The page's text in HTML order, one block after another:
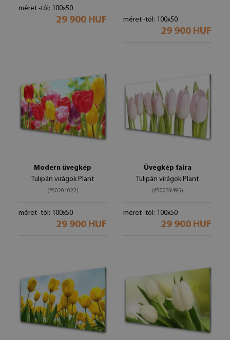
méret -tól: 100x50
29 900 HUF méret -tól: 100x50
29 900 HUF
Modern üvegkép
Tulipán virágok Plant
(#50201022)
méret -tól: 100x50
29 900 HUF
Üvegkép falra
Tulipán virágok Plant
(#50039495)
méret -tól: 100x50
29 900 HUF